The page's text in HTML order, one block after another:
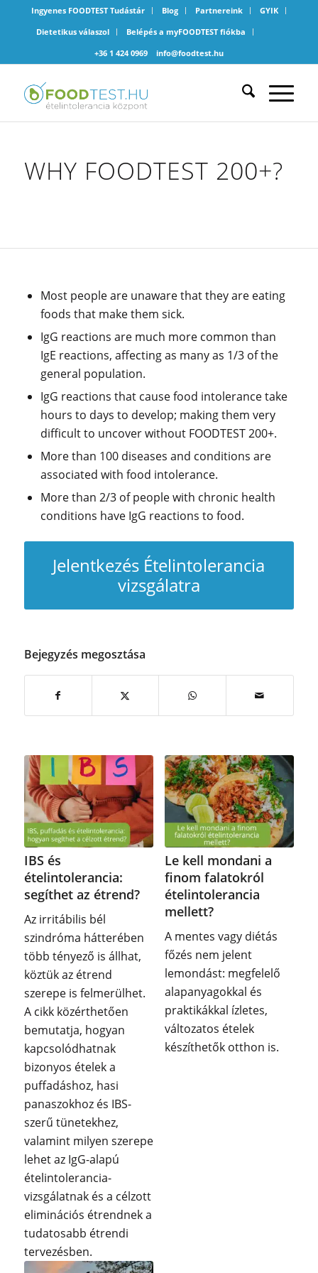
Ingyenes FOODTEST Tudástár Blog Partnereink
GYIK
Dietetikus válaszol
Belépés a myFOODTEST fiókba
+36 1 424 0969
info@foodtest.hu
WHY FOODTEST 200+?
Most people are unaware that they are eating
foods that make them sick.
IgG reactions are much more common than
IgE reactions, affecting as many as 1/3 of the
general population.
IgG reactions that cause food intolerance take
hours to days to develop; making them very
difficult to uncover without FOODTEST 200+.
More than 100 diseases and conditions are
associated with food intolerance.
More than 2/3 of people with chronic health
conditions have IgG reactions to food.
Jelentkezés Ételintolerancia
vizsgálatra
Bejegyzés megosztása
IBS és
ételintolerancia:
segíthet az étrend?
Az irritábilis bél
szindróma hátterében
több tényező is állhat,
köztük az étrend
szerepe is felmerülhet.
A cikk közérthetően
bemutatja, hogyan
kapcsolódhatnak
bizonyos ételek a
puffadáshoz, hasi
panaszokhoz és IBS-
szerű tünetekhez,
valamint milyen szerepe
lehet az IgG-alapú
ételintolerancia-
vizsgálatnak és a célzott
eliminációs étrendnek a
tudatosabb étrendi
tervezésben.
Le kell mondani a
finom falatokról
ételintolerancia
mellett?
A mentes vagy diétás
főzés nem jelent
lemondást: megfelelő
alapanyagokkal és
praktikákkal ízletes,
változatos ételek
készíthetők otthon is.